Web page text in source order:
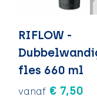
RIFLOW -
fles 660 ml
vanaf € 7,50